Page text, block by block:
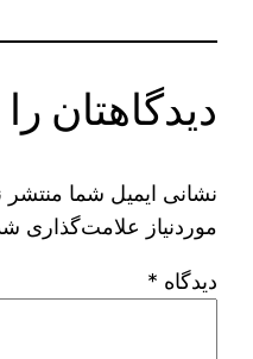
دیدگاهتان
نشانی ایمیل شما
موردنیاز علامت‌گذاری
دیدگاه *